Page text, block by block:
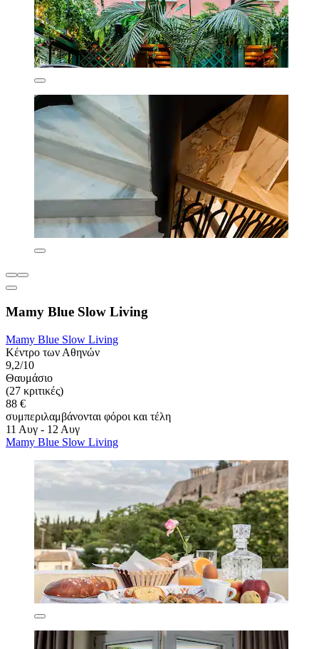
Mamy Blue Slow Living
Mamy Blue Slow Living
Κέντρο των Αθηνών
9,2/10
Θαυμάσιο
(27 κριτικές)
88 €
συμπεριλαμβάνονται φόροι και τέλη
11 Αυγ - 12 Αυγ
Mamy Blue Slow Living